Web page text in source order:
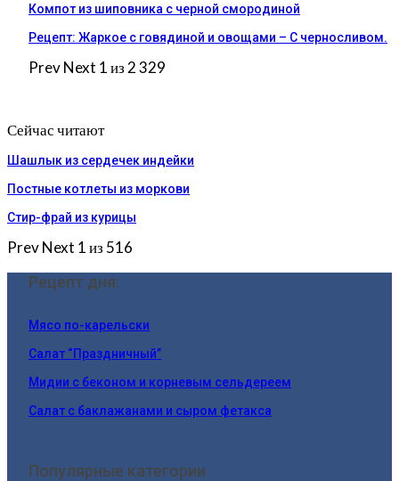
Компот из шиповника с черной смородиной
Рецепт: Жаркое с говядиной и овощами – С черносливом.
PrevNext 1 из 2 329
Сейчас читают
Шашлык из сердечек индейки
Постные котлеты из моркови
Стир-фрай из курицы
PrevNext 1 из 516
Рецепт дня:
Мясо по-карельски
Салат “Праздничный”
Мидии с беконом и корневым сельдереем
Салат с баклажанами и сыром фетакса
Популярные категории